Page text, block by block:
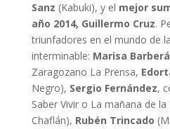
Sanz (Kabuki), y el mejor
año 2014, Guillermo Cruz.
triunfadores en el mundo de
interminable: Marisa
Zaragozano La Prensa,
Negro), Sergio Fernández,
Saber Vivir o La mañana de la
Chaflán), Rubén Trincado